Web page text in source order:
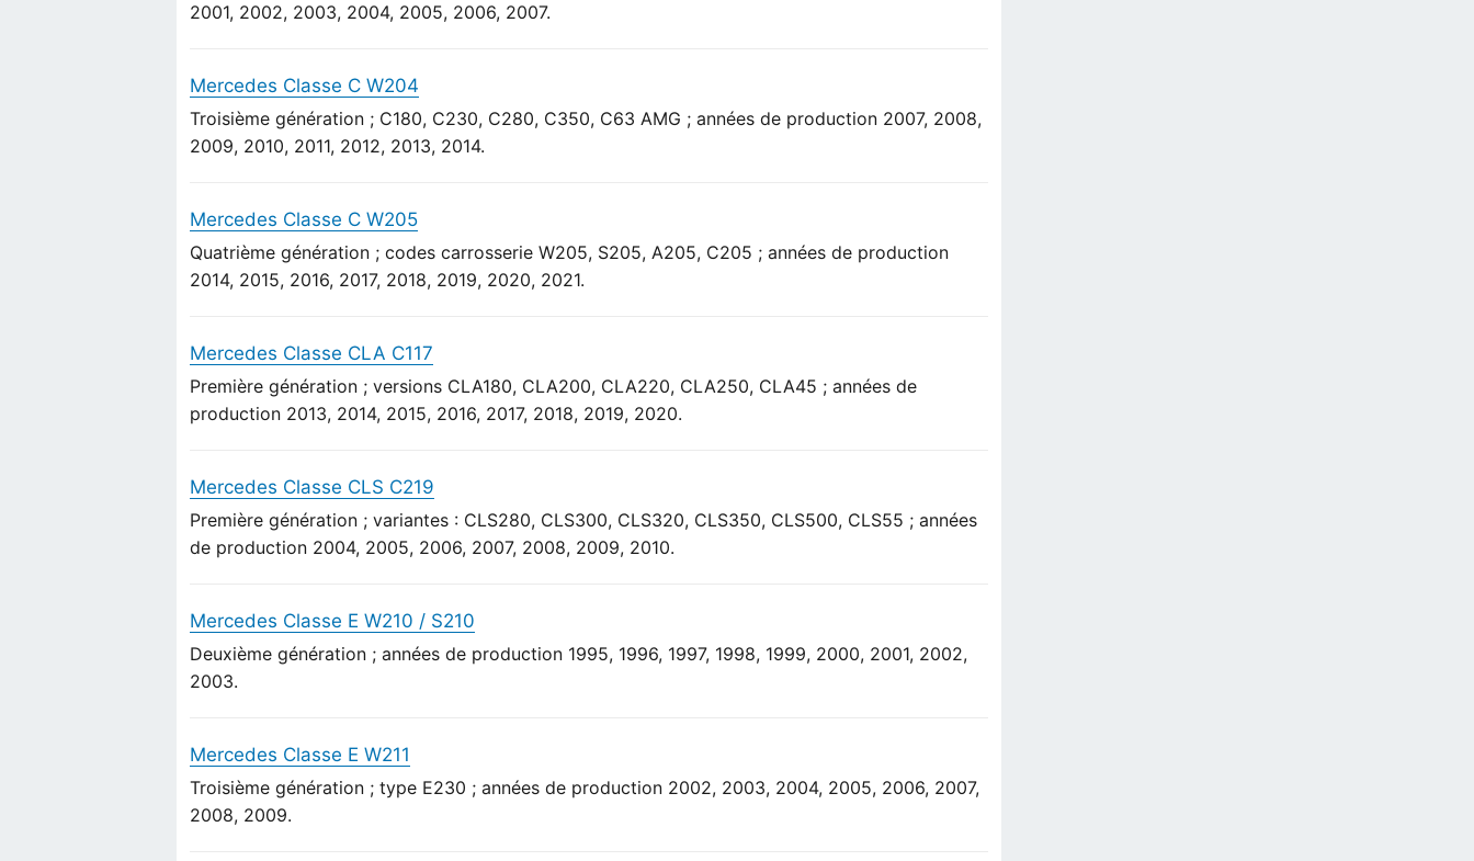
2001, 2002, 2003, 2004, 2005, 2006, 2007.
Mercedes Classe C W204
Troisième génération ; C180, C230, C280, C350, C63 AMG ; années de production 2007, 2008,
2009, 2010, 2011, 2012, 2013, 2014.
Mercedes Classe C W205
Quatrième génération ; codes carrosserie W205, S205, A205, C205 ; années de production
2014, 2015, 2016, 2017, 2018, 2019, 2020, 2021.
Mercedes Classe CLA C117
Première génération ; versions CLA180, CLA200, CLA220, CLA250, CLA45 ; années de
production 2013, 2014, 2015, 2016, 2017, 2018, 2019, 2020.
Mercedes Classe CLS C219
Première génération ; variantes : CLS280, CLS300, CLS320, CLS350, CLS500, CLS55 ; années
de production 2004, 2005, 2006, 2007, 2008, 2009, 2010.
Mercedes Classe E W210 / S210
Deuxième génération ; années de production 1995, 1996, 1997, 1998, 1999, 2000, 2001, 2002,
2003.
Mercedes Classe E W211
Troisième génération ; type E230 ; années de production 2002, 2003, 2004, 2005, 2006, 2007,
2008, 2009.